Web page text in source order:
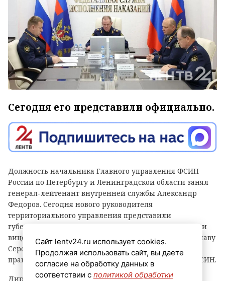
Сегодня его представили официально.
Должность начальника Главного управления ФСИН
России по Петербургу и Ленинградской области занял
генерал-лейтенант внутренней службы Александр
Федоров. Сегодня нового руководителя
территориального управления представили
губернатору Северной столицы Александру Беглову и
вице-губернатору Ленобласти по безопасности Ярославу
Серову, а также представителям органов власти,
правоохранительных структур и личному составу ФСИН.
Директор ФСИН России Аркадий Гостев рассказал о
Сайт lentv24.ru использует cookies.
Продолжая использовать сайт, вы даете
согласие на обработку данных в
соответствии с политикой обработки